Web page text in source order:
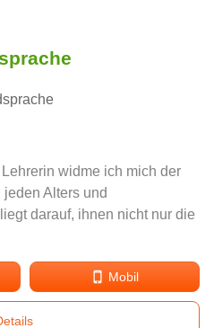
widme ich mich der
Alters und
darauf, ihnen nicht nur die
Mobil